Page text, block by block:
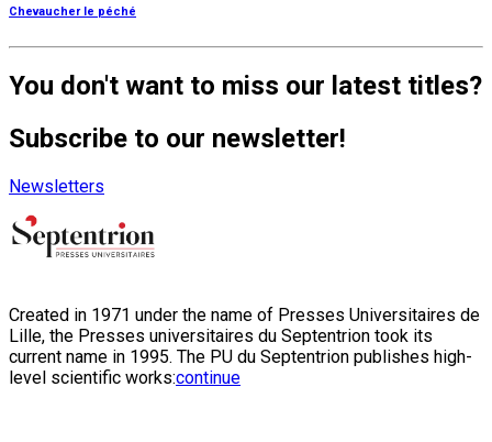
Chevaucher le péché
You don't want to miss our latest titles?
Subscribe to our newsletter!
Newsletters
Created in 1971 under the name of Presses Universitaires de
Lille, the Presses universitaires du Septentrion took its
current name in 1995. The PU du Septentrion publishes high-
level scientific works:continue